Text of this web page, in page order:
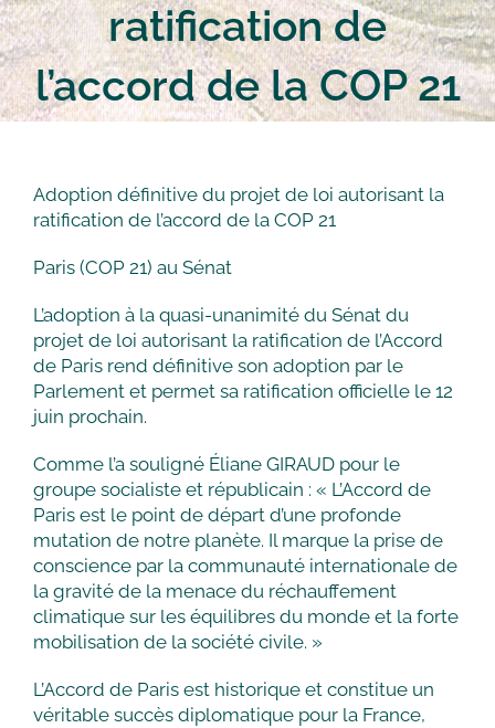
Contact
ratification de
l’accord de la COP 21
Adoption définitive du projet de loi autorisant la
ratification de l’accord de la COP 21
Paris (COP 21) au Sénat
L’adoption à la quasi-unanimité du Sénat du
projet de loi autorisant la ratification de l’Accord
de Paris rend définitive son adoption par le
Parlement et permet sa ratification officielle le 12
juin prochain.
Comme l’a souligné Éliane GIRAUD pour le
groupe socialiste et républicain : « L’Accord de
Paris est le point de départ d’une profonde
mutation de notre planète. Il marque la prise de
conscience par la communauté internationale de
la gravité de la menace du réchauffement
climatique sur les équilibres du monde et la forte
mobilisation de la société civile. »
L’Accord de Paris est historique et constitue un
véritable succès diplomatique pour la France,